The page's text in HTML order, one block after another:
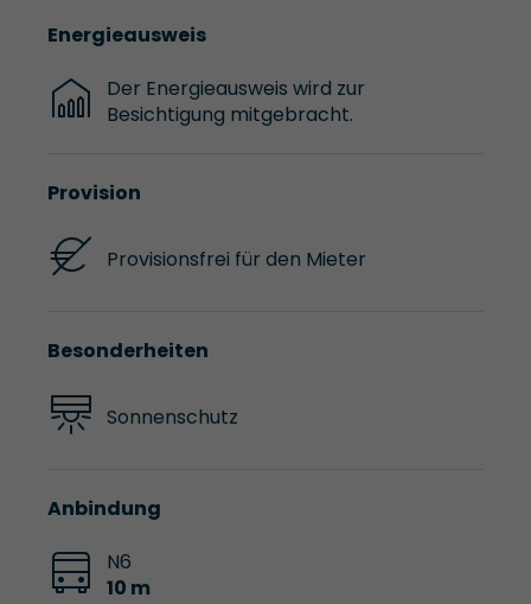
Energieausweis
Der Energieausweis wird zur
Besichtigung mitgebracht.
Provision
Provisionsfrei für den Mieter
Besonderheiten
Sonnenschutz
Anbindung
N6
10 m